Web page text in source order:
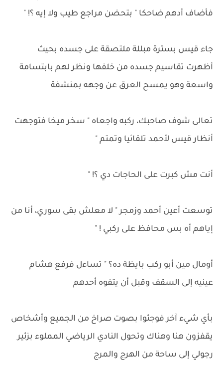
فأضاف أدهم ضاحكا " بتحضن مراجع طيب ولا إيه ؟! "
جاء قيس بسترة مبللة ملتصقة على جسده بحيث
أظهرت تقاسيم جسده من خلفها ونظر لهم بابتسامة
واسعة وهو يمسح العرق عن وجهه بمنشفة
تعالى شوف صاحبك، ركبه واجعاه " سخر ميخا فتوجهت
أنظار قيس لأحمد تلقائيا وتمتم "
أنت مش كبرت على الحاجات دي ؟! "
توسعت أعين أحمد وزمجر " لا معلش بقى سوري، أنا من
إياهم أه بس محافظ على ركبي ! "
أومال مين أبو ركب بايظة ده؟ " تساءل فرفع هشام
عينيه إلى السقف وقبل أن يتفوه أحدهم
بأي شيء آخر فوجئوا بصوت صراخ من الجميع وأشخاص
يقفزون هنا وهناك وتحول النادي الرياضي المملوء بزئير
رجولي إلى ساحة من الهرج والمرج